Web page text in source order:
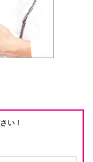
い！